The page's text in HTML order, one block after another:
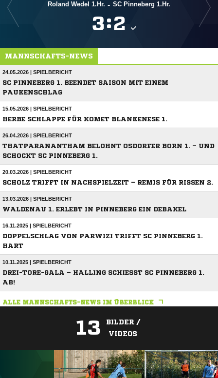
Roland Wedel 1.Hr. - SC Pinneberg 1.Hr.
:
MANNSCHAFTS-NEWS
24.05.2026 | SPIELBERICHT
SC PINNEBERG 1. BEENDET SAISON MIT EINEM
PAUKENSCHLAG
15.05.2026 | SPIELBERICHT
HERBE SCHLAPPE FÜR KOMET BLANKENESE 1.
26.04.2026 | SPIELBERICHT
THATPARANANTHAM BELOHNT OSDORFER BORN 1. – UND
SCHOCKT SC PINNEBERG 1.
20.03.2026 | SPIELBERICHT
SCHOLZ TRIFFT IN NACHSPIELZEIT – REMIS FÜR RISSEN 2.
13.03.2026 | SPIELBERICHT
WALDENAU 1. ERLEBT IN PINNEBERG EIN DEBAKEL
16.11.2025 | SPIELBERICHT
DOPPELSCHLAG VON PARWIZI TRIFFT SC PINNEBERG 1.
HART
10.11.2025 | SPIELBERICHT
DREI-TORE-GALA – HALLING SCHIESST SC PINNEBERG 1. A
B!
ALLE MANNSCHAFTS-NEWS IM ÜBERBLICK
13
BILDER /
VIDEOS